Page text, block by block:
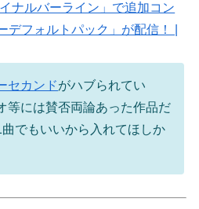
ナルバーライン」で追加コン
デフォルトパック」が配信！ |
セカンドがハブられてい
等には賛否両論あった作品だ
でもいいから入れてほしか